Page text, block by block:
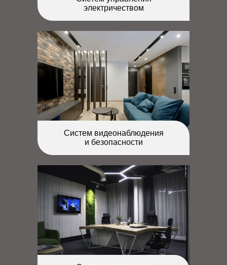
электричеством
Систем видеонаблюдения
и безопасности